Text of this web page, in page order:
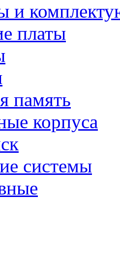
и
платы
память
корпуса
системы